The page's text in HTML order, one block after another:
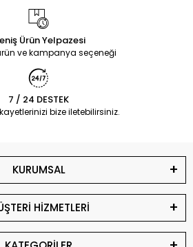
Ürün Yelpazesi
ve kampanya seçeneği
7 / 24 DESTEK
bize iletebilirsiniz.
KURUMSAL
HİZMETLERİ